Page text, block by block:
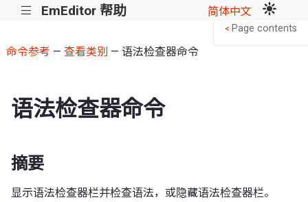
||| EmEditor 帮助 简体中文
命令参考 — 查看类别 — 语法检查器命令
语法检查器命令
摘要
显示语法检查器栏并检查语法，或隐藏语法检查器栏。
< Page contents